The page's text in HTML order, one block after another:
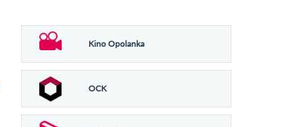
Kino Opolanka
OCK